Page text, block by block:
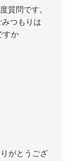
質問です。
つもりは
すか
がとうござ